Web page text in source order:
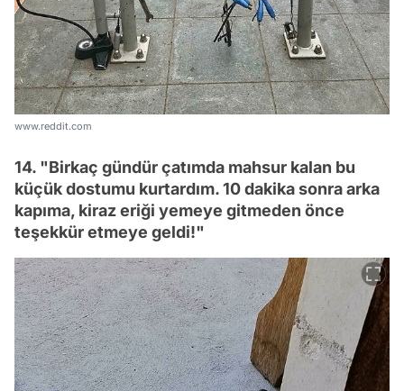
www.reddit.com
14. "Birkaç gündür çatımda mahsur kalan bu
küçük dostumu kurtardım. 10 dakika sonra arka
kapıma, kiraz eriği yemeye gitmeden önce
teşekkür etmeye geldi!"